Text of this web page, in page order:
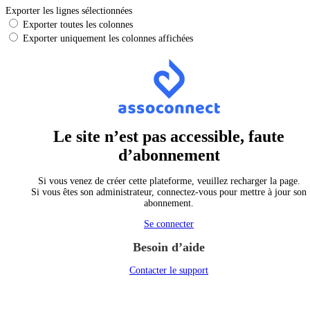
Exporter les lignes sélectionnées
Exporter toutes les colonnes
Exporter uniquement les colonnes affichées
Le site n’est pas accessible, faute
d’abonnement
Si vous venez de créer cette plateforme, veuillez recharger la page.
Si vous êtes son administrateur, connectez-vous pour mettre à jour son
abonnement.
Se connecter
Besoin d’aide
Contacter le support